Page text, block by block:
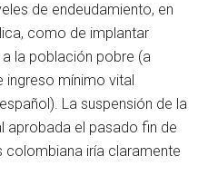
de endeudamiento, en
como de implantar
la población pobre (a
mínimo vital
La suspensión de la
aprobada el pasado fin de
iría claramente